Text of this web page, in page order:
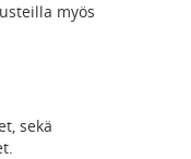
myös
sekä